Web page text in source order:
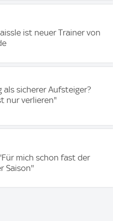
ist neuer Trainer von
als sicherer Aufsteiger?
nur verlieren"
mich schon fast der
Saison''